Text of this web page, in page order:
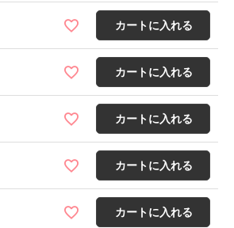
カートに入れる
カートに入れる
カートに入れる
カートに入れる
カートに入れる